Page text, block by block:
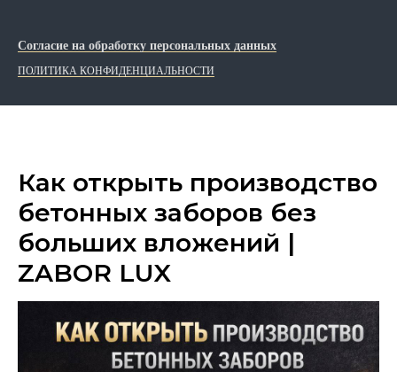
Согласие на обработку персональных данных
ПОЛИТИКА КОНФИДЕНЦИАЛЬНОСТИ
Как открыть производство
бетонных заборов без
больших вложений |
ZABOR LUX